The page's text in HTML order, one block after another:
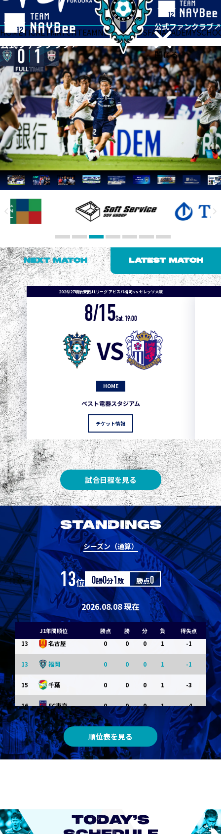
閉じる
HOMETICKETMATCHTEAMNEWSGOODSFANACADEMY
NEXT MATCH LATEST MATCH
2026/27明治安田J1リーグ アビスパ福岡 vs セレッソ大阪
8/15Sat. 19:00
VS
HOME
ベスト電器スタジアム
チケット情報
試合日程を見る
STANDINGS
シーズン（通算）
13位 0勝0分1敗 勝点0
2026.08.08 現在
J1年間順位 勝点 勝 分 負 得失点
1 3
2 3 1
3
3 Ｇ大阪 3 1 0 0 1
5 柏 3 1 0 1
5 Ｃ大阪 3 1 0 0 1
3 1 0 1
7 神戸 3 1 0 0 1
浦和 0 0 1 -1
9 横浜FM 0 0 1 -1
11 水戸 0 0 1 -1
11 岡山 0 0 0 1 -1
13 名古屋 0 0 0 1 -1
13 福岡 0 0 0 1 -1
15 千葉 0 0 0 1 -3
16 FC東京 0 0 0 1 -4
東京Ｖ 0 0 0 0
川崎Ｆ 0 0 0 0 0
順位表を見る
TODAY’S